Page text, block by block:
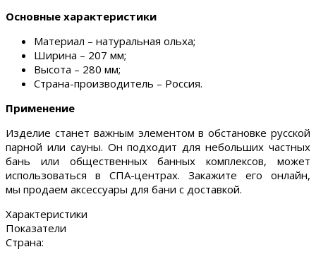
Основные характеристики
Материал – натуральная ольха;
Ширина – 207 мм;
Высота – 280 мм;
Страна-производитель – Россия.
Применение
Изделие станет важным элементом в обстановке русской
парной или сауны. Он подходит для небольших частных
бань или общественных банных комплексов, может
использоваться в СПА-центрах. Закажите его онлайн,
мы продаем аксессуары для бани с доставкой.
Характеристики
Показатели
Страна: